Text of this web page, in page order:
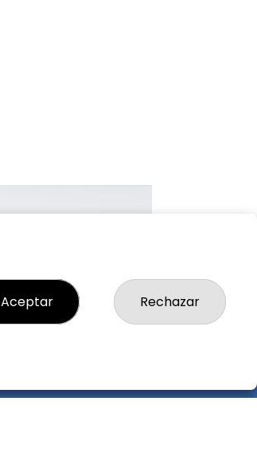
Imagen siguiente
Aceptar Rechazar